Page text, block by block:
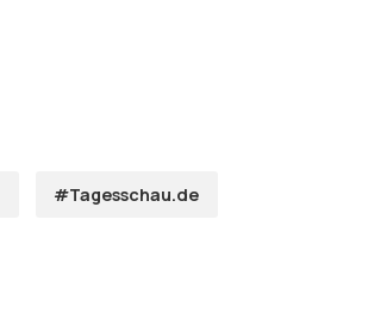
#Tagesschau.de